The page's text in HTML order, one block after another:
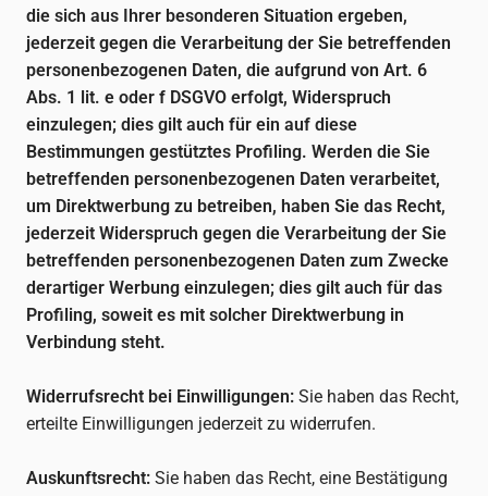
die sich aus Ihrer besonderen Situation ergeben,
jederzeit gegen die Verarbeitung der Sie betreffenden
personenbezogenen Daten, die aufgrund von Art. 6
Abs. 1 lit. e oder f DSGVO erfolgt, Widerspruch
einzulegen; dies gilt auch für ein auf diese
Bestimmungen gestütztes Profiling. Werden die Sie
betreffenden personenbezogenen Daten verarbeitet,
um Direktwerbung zu betreiben, haben Sie das Recht,
jederzeit Widerspruch gegen die Verarbeitung der Sie
betreffenden personenbezogenen Daten zum Zwecke
derartiger Werbung einzulegen; dies gilt auch für das
Profiling, soweit es mit solcher Direktwerbung in
Verbindung steht.
Widerrufsrecht bei Einwilligungen: Sie haben das Recht,
erteilte Einwilligungen jederzeit zu widerrufen.
Auskunftsrecht: Sie haben das Recht, eine Bestätigung